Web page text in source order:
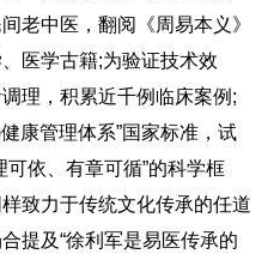
老中医，翻阅《周易本义》
医学古籍;为验证技术效
理，积累近千例临床案例;
康管理体系”国家标准，试
可依、有章可循”的科学框
致力于传统文化传承的任道
提及“徐利军是易医传承的